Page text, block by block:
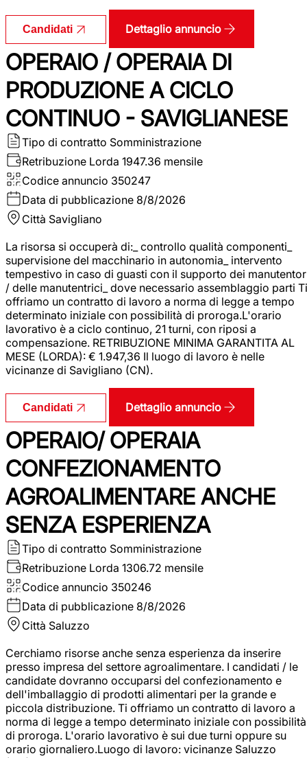
Candidati Dettaglio annuncio
OPERAIO / OPERAIA DI
PRODUZIONE A CICLO
CONTINUO - SAVIGLIANESE
Tipo di contratto Somministrazione
Retribuzione Lorda 1947.36 mensile
Codice annuncio 350247
Data di pubblicazione 8/8/2026
Città Savigliano
La risorsa si occuperà di:_ controllo qualità componenti_
supervisione del macchinario in autonomia_ intervento
tempestivo in caso di guasti con il supporto dei
/ delle manutentrici_ dove necessario assemblaggio parti Ti
offriamo un contratto di lavoro a norma di legge a tempo
determinato iniziale con possibilità di proroga.L'orario
lavorativo è a ciclo continuo, 21 turni, con riposi a
compensazione. RETRIBUZIONE MINIMA GARANTITA AL
MESE (LORDA): € 1.947,36 Il luogo di lavoro è nelle
vicinanze di Savigliano (CN).
Candidati Dettaglio annuncio
OPERAIO/ OPERAIA
CONFEZIONAMENTO
AGROALIMENTARE ANCHE
SENZA ESPERIENZA
Tipo di contratto Somministrazione
Retribuzione Lorda 1306.72 mensile
Codice annuncio 350246
Data di pubblicazione 8/8/2026
Città Saluzzo
Cerchiamo risorse anche senza esperienza da inserire
presso impresa del settore agroalimentare. I candidati / le
candidate dovranno occuparsi del confezionamento e
dell'imballaggio di prodotti alimentari per la grande e
piccola distribuzione. Ti offriamo un contratto di lavoro a
norma di legge a tempo determinato iniziale con possibilità
di proroga. L'orario lavorativo è sui due turni oppure su
orario giornaliero.Luogo di lavoro: vicinanze Saluzzo